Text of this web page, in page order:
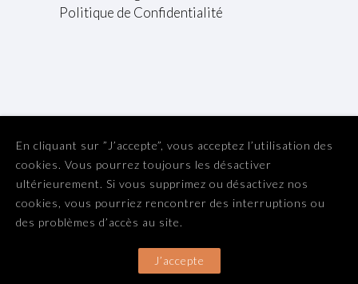
Politique de Confidentialité
L'abus d'alcool est dangereux pour la santé. A consommer
En cliquant sur ”J’accepte”, vous acceptez l’utilisation des
cookies. Vous pourrez toujours les désactiver
ultérieurement. Si vous supprimez ou désactivez nos
cookies, vous pourriez rencontrer des interruptions ou
des problèmes d’accès au site.
J’accepte